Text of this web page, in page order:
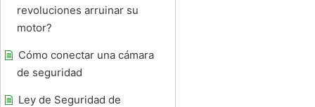
revoluciones arruinar su
motor?
Cómo conectar una cámara
de seguridad
Ley de Seguridad de